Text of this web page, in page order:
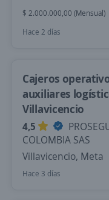
$ 2.000.000,00 (Mensual)
Hace 2 días
Cajeros
auxiliares
Villavicencio
4,5
COLOMBIA SAS
Villavicencio, Meta
Hace 3 días